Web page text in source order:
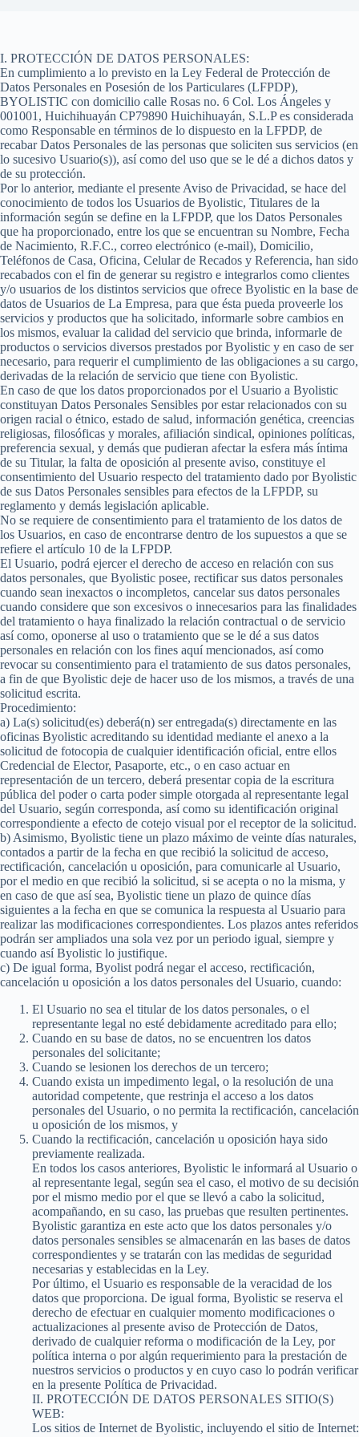
I. PROTECCIÓN DE DATOS PERSONALES:
En cumplimiento a lo previsto en la Ley Federal de Protección de
Datos Personales en Posesión de los Particulares (LFPDP),
BYOLISTIC con domicilio calle Rosas no. 6 Col. Los Ángeles y
001001, Huichihuayán CP79890 Huichihuayán, S.L.P es considerada
como Responsable en términos de lo dispuesto en la LFPDP, de
recabar Datos Personales de las personas que soliciten sus servicios (en
lo sucesivo Usuario(s)), así como del uso que se le dé a dichos datos y
de su protección.
Por lo anterior, mediante el presente Aviso de Privacidad, se hace del
conocimiento de todos los Usuarios de Byolistic, Titulares de la
información según se define en la LFPDP, que los Datos Personales
que ha proporcionado, entre los que se encuentran su Nombre, Fecha
de Nacimiento, R.F.C., correo electrónico (e-mail), Domicilio,
Teléfonos de Casa, Oficina, Celular de Recados y Referencia, han sido
recabados con el fin de generar su registro e integrarlos como clientes
y/o usuarios de los distintos servicios que ofrece Byolistic en la base de
datos de Usuarios de La Empresa, para que ésta pueda proveerle los
servicios y productos que ha solicitado, informarle sobre cambios en
los mismos, evaluar la calidad del servicio que brinda, informarle de
productos o servicios diversos prestados por Byolistic y en caso de ser
necesario, para requerir el cumplimiento de las obligaciones a su cargo,
derivadas de la relación de servicio que tiene con Byolistic.
En caso de que los datos proporcionados por el Usuario a Byolistic
constituyan Datos Personales Sensibles por estar relacionados con su
origen racial o étnico, estado de salud, información genética, creencias
religiosas, filosóficas y morales, afiliación sindical, opiniones políticas,
preferencia sexual, y demás que pudieran afectar la esfera más íntima
de su Titular, la falta de oposición al presente aviso, constituye el
consentimiento del Usuario respecto del tratamiento dado por Byolistic
de sus Datos Personales sensibles para efectos de la LFPDP, su
reglamento y demás legislación aplicable.
No se requiere de consentimiento para el tratamiento de los datos de
los Usuarios, en caso de encontrarse dentro de los supuestos a que se
refiere el artículo 10 de la LFPDP.
El Usuario, podrá ejercer el derecho de acceso en relación con sus
datos personales, que Byolistic posee, rectificar sus datos personales
cuando sean inexactos o incompletos, cancelar sus datos personales
cuando considere que son excesivos o innecesarios para las finalidades
del tratamiento o haya finalizado la relación contractual o de servicio
así como, oponerse al uso o tratamiento que se le dé a sus datos
personales en relación con los fines aquí mencionados, así como
revocar su consentimiento para el tratamiento de sus datos personales,
a fin de que Byolistic deje de hacer uso de los mismos, a través de una
solicitud escrita.
Procedimiento:
a) La(s) solicitud(es) deberá(n) ser entregada(s) directamente en las
oficinas Byolistic acreditando su identidad mediante el anexo a la
solicitud de fotocopia de cualquier identificación oficial, entre ellos
Credencial de Elector, Pasaporte, etc., o en caso actuar en
representación de un tercero, deberá presentar copia de la escritura
pública del poder o carta poder simple otorgada al representante legal
del Usuario, según corresponda, así como su identificación original
correspondiente a efecto de cotejo visual por el receptor de la solicitud.
b) Asimismo, Byolistic tiene un plazo máximo de veinte días naturales,
contados a partir de la fecha en que recibió la solicitud de acceso,
rectificación, cancelación u oposición, para comunicarle al Usuario,
por el medio en que recibió la solicitud, si se acepta o no la misma, y
en caso de que así sea, Byolistic tiene un plazo de quince días
siguientes a la fecha en que se comunica la respuesta al Usuario para
realizar las modificaciones correspondientes. Los plazos antes referidos
podrán ser ampliados una sola vez por un periodo igual, siempre y
cuando así Byolistic lo justifique.
c) De igual forma, Byolist podrá negar el acceso, rectificación,
cancelación u oposición a los datos personales del Usuario, cuando:
El Usuario no sea el titular de los datos personales, o el
representante legal no esté debidamente acreditado para ello;
Cuando en su base de datos, no se encuentren los datos
personales del solicitante;
Cuando se lesionen los derechos de un tercero;
Cuando exista un impedimento legal, o la resolución de una
autoridad competente, que restrinja el acceso a los datos
personales del Usuario, o no permita la rectificación, cancelación
u oposición de los mismos, y
Cuando la rectificación, cancelación u oposición haya sido
previamente realizada.
En todos los casos anteriores, Byolistic le informará al Usuario o
al representante legal, según sea el caso, el motivo de su decisión
por el mismo medio por el que se llevó a cabo la solicitud,
acompañando, en su caso, las pruebas que resulten pertinentes.
Byolistic garantiza en este acto que los datos personales y/o
datos personales sensibles se almacenarán en las bases de datos
correspondientes y se tratarán con las medidas de seguridad
necesarias y establecidas en la Ley.
Por último, el Usuario es responsable de la veracidad de los
datos que proporciona. De igual forma, Byolistic se reserva el
derecho de efectuar en cualquier momento modificaciones o
actualizaciones al presente aviso de Protección de Datos,
derivado de cualquier reforma o modificación de la Ley, por
política interna o por algún requerimiento para la prestación de
nuestros servicios o productos y en cuyo caso lo podrán verificar
en la presente Política de Privacidad.
II. PROTECCIÓN DE DATOS PERSONALES SITIO(S)
WEB:
Los sitios de Internet de Byolistic, incluyendo el sitio de Internet: